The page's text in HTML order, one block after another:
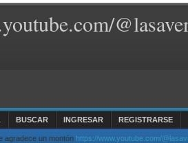
BUSCAR INGRESAR REGISTRARSE
agradece un montón https://www.youtube.com/